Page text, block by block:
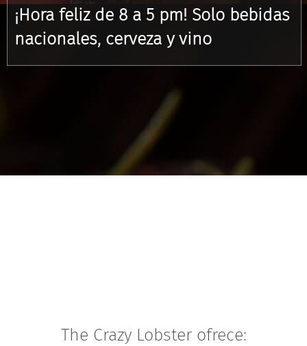
¡Hora feliz de 8 a 5 pm! Solo bebidas
nacionales, cerveza y vino
The Crazy Lobster ofrece: